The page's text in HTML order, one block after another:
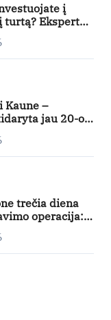
į
Ekspertas
būstą,
grąžą
Kaune –
jau 20-oji
trečia diena
operacija:
Antrojo
laikų
ir jos